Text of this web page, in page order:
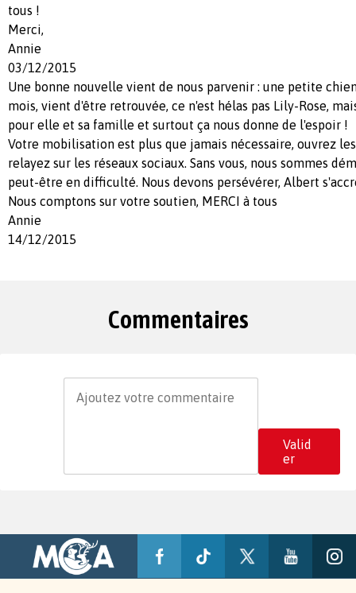
tous !
Merci,
Annie
03/12/2015
Une bonne nouvelle vient de nous parvenir : une petite
mois, vient d'être retrouvée, ce n'est hélas pas Lily-Rose,
pour elle et sa famille et surtout ça nous donne de l'espoir !
Votre mobilisation est plus que jamais nécessaire, ouvrez
relayez sur les réseaux sociaux. Sans vous, nous sommes
peut-être en difficulté. Nous devons persévérer, Albert
Nous comptons sur votre soutien, MERCI à tous
Annie
14/12/2015
Commentaires
Valid
er